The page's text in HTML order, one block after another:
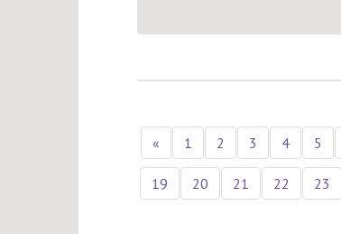
« 1 2 3 4 5
19 20 21 22 23